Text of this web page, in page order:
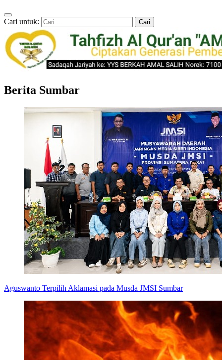
Cari untuk:
Berita Sumbar
Aguswanto Terpilih Aklamasi pada Musda JMSI Sumbar